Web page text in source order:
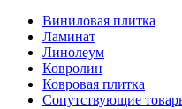
Виниловая плитка
Ламинат
Линолеум
Ковролин
Ковровая плитка
Сопутствующие